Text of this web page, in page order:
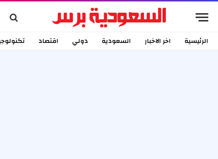
الرئيسية اخر الاخبار السعودية دولي اقتصاد